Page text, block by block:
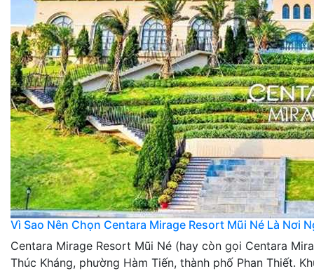
Vì Sao Nên Chọn Centara Mirage Resort Mũi Né Là Nơi
Centara Mirage Resort Mũi Né (hay còn gọi Centara
Thúc Kháng, phường Hàm Tiến, thành phố Phan Thiết.